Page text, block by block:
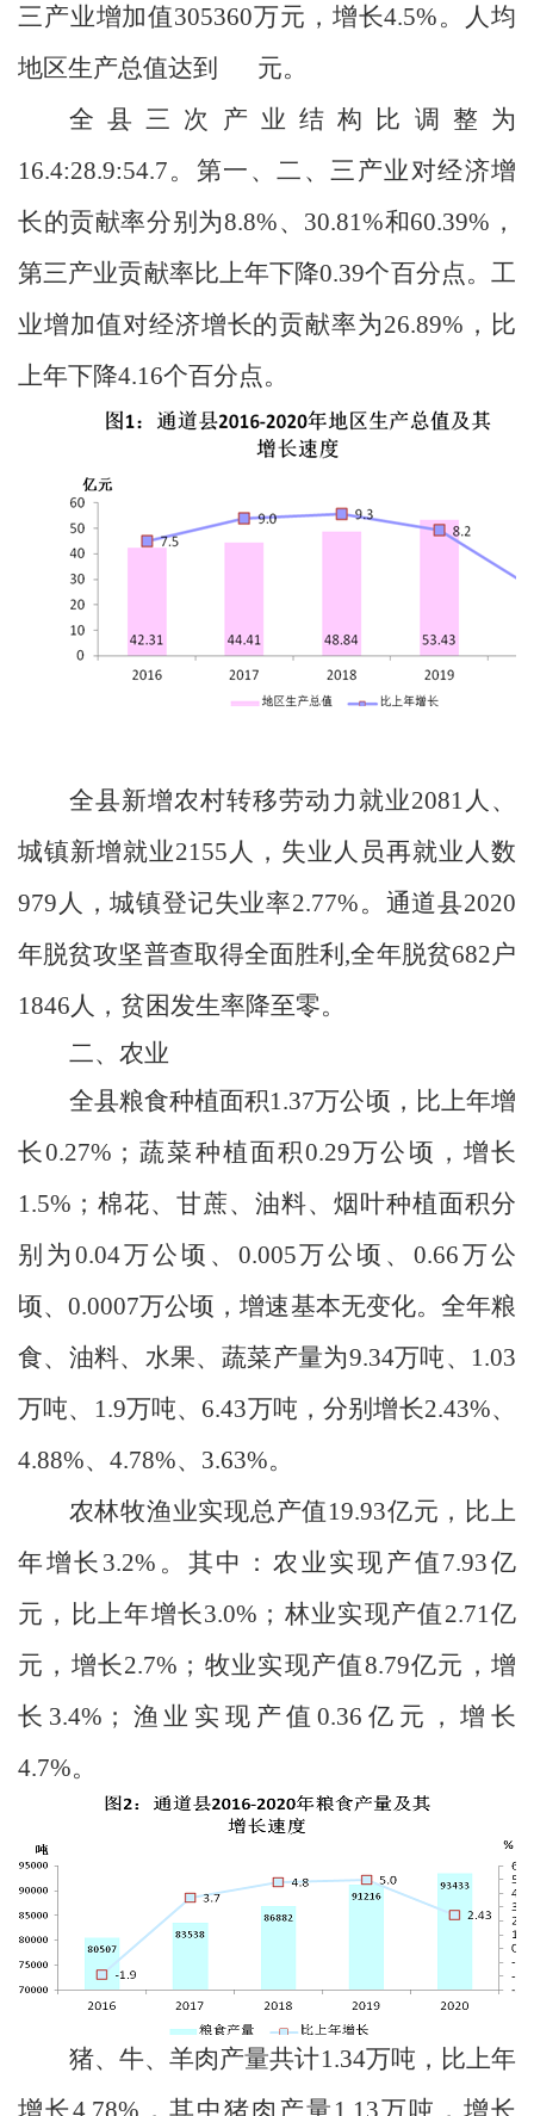
三产业增加值305360万元，增长4.5%。人均
地区生产总值达到
元。
全县三次产业结构比调整为
16.4:28.9:54.7。第一、二、三产业对经济增
长的贡献率分别为8.8%、 30.81%和60.39% ，
第三产业贡献率比上年下降0.39个百分点。工
业增加值对经济增长的贡献率为26.89% ，比
上年下降4.16个百分点。
全县新增农村转移劳动力就业2081 人、
城镇新增就业2155 人，失业人员再就业人数
979 人，城镇登记失业率2.77%。通道县2020
年脱贫攻坚普查取得全面胜利 ,全年脱贫682 户
1846 人，贫困发生率降至零。
二、农业
全县粮食种植面积1.37万公顷，比上年增
长0.27% ；蔬菜种植面积0.29万公顷，增长
1.5% ；棉花、甘蔗、油料、烟叶种植面积分
别为 0.04万公顷、 0.005万公顷、0.66万公
顷、0.0007万公顷，增速基本无变化。全年粮
食、油料、水果、蔬菜产量为9.34万吨、 1.03
万吨、
1.9万吨、 6.43万吨，分别增长2.43%、
4.88%、 4.78%、 3.63%。
农林牧渔业实现总产值19.93亿元，比上
年增长 3.2% 。其中：农业实现产值7.93亿
元，比上年增长3.0% ；林业实现产值2.71 亿
元，增长2.7% ；牧业实现产值8.79亿元，增
长 3.4% ；渔业实现产值0.36 亿元，增长
4.7%。
猪、牛、羊肉产量共计1.34万吨，比上年
增长4.78% ，其中猪肉产量 1.13万吨，增长